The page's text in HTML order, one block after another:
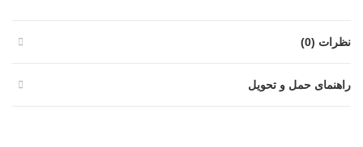
نظرات (0)
راهنمای حمل و تحویل